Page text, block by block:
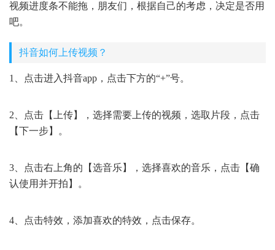
视频进度条不能拖，朋友们，根据自己的考虑，决定是否用
吧。
抖音如何上传视频？
1、点击进入抖音app，点击下方的“+”号。
2、点击【上传】，选择需要上传的视频，选取片段，点击
【下一步】。
3、点击右上角的【选音乐】，选择喜欢的音乐，点击【确
认使用并开拍】。
4、点击特效，添加喜欢的特效，点击保存。